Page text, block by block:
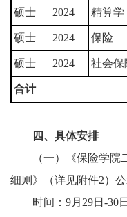
硕士 2024 精算学
硕士 2024 保险
硕士 2024 社会保
合计
四、具体安排
（一）《保险学
细则》（详见附件2）
时间：9月29日-30